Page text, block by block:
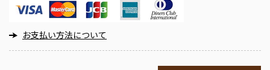
お支払い方法について